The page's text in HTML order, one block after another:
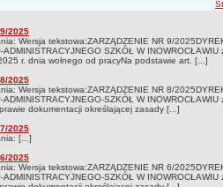
2025
Wersja tekstowa:ZARZĄDZENIE NR 9/
ADMINISTRACYJNEGO SZKÓŁ W
r. dnia wolnego od pracyNa podstawie art. [...]
2025
Wersja tekstowa:ZARZĄDZENIE NR 8/
ADMINISTRACYJNEGO-SZKÓŁ W
dokumentacji określającej zasady [...]
2025
[...]
2025
Wersja tekstowa:ZARZĄDZENIE NR 6/
ADMINISTRACYJNEGO-SZKÓŁ W